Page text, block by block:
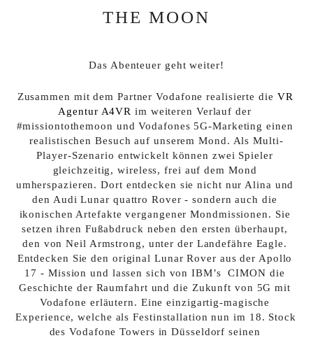
THE MOON
Das Abenteuer geht weiter!
Zusammen mit dem Partner Vodafone realisierte die VR
Agentur A4VR im weiteren Verlauf der
#missiontothemoon und Vodafones 5G-Marketing einen
realistischen Besuch auf unserem Mond. Als Multi-
Player-Szenario entwickelt können zwei Spieler
gleichzeitig, wireless, frei auf dem Mond
umherspazieren. Dort entdecken sie nicht nur Alina und
den Audi Lunar quattro Rover - sondern auch die
ikonischen Artefakte vergangener Mondmissionen. Sie
setzen ihren Fußabdruck neben den ersten überhaupt,
den von Neil Armstrong, unter der Landefähre Eagle.
Entdecken Sie den original Lunar Rover aus der Apollo
17 - Mission und lassen sich von IBM’s  CIMON die
Geschichte der Raumfahrt und die Zukunft von 5G mit
Vodafone erläutern. Eine einzigartig-magische
Experience, welche als Festinstallation nun im 18. Stock
des Vodafone Towers in Düsseldorf seinen